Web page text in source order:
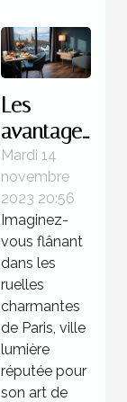
Les
avantages
de
séjourner
dans un
hôtel 3
étoiles à
Paris
Mardi 14
novembre
2023 20:56
Imaginez-
vous flânant
dans les
ruelles
charmantes
de Paris, ville
lumière
réputée pour
son art de